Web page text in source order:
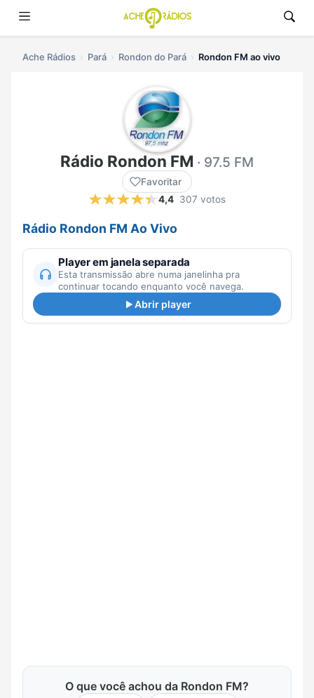
Ache Rádios Pará Rondon do Pará Rondon FM ao vivo
Rádio Rondon FM · 97.5 FM
Favoritar
4,4 307 votos
Rádio Rondon FM Ao Vivo
Player em janela separada
Esta transmissão abre numa janelinha pra
continuar tocando enquanto você navega.
Abrir player
O que você achou da Rondon FM?